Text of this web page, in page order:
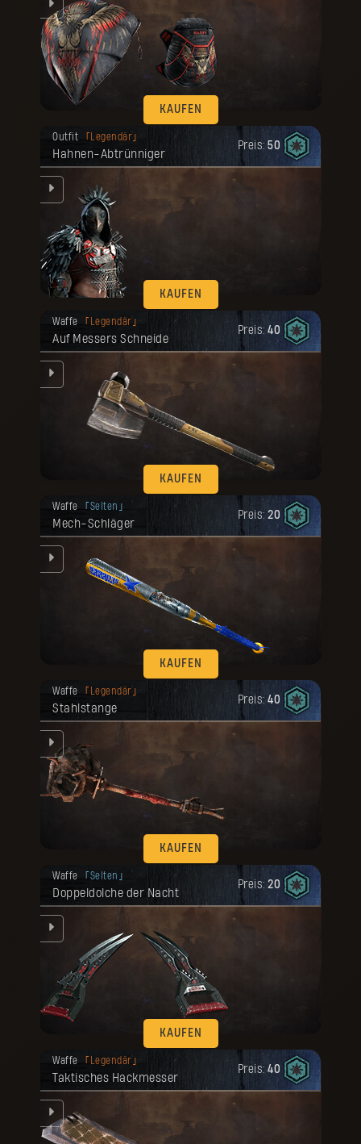
KAUFEN
Outfit Legendär
Hahnen-Abtrünniger
Preis: 50
KAUFEN
Deine Belohnung ist freigeschaltet
worden.
Waffe Legendär
Auf Messers Schneide
Preis: 40
KAUFEN
Deine Belohnung ist freigeschaltet
worden.
Waffe Selten
Mech-Schläger
Preis: 20
KAUFEN
Deine Belohnung ist freigeschaltet
worden.
Waffe Legendär
Stahlstange
Preis: 40
KAUFEN
Deine Belohnung ist freigeschaltet
worden.
Waffe Selten
Doppeldolche der Nacht
Preis: 20
KAUFEN
Deine Belohnung ist freigeschaltet
worden.
Waffe Legendär
Taktisches Hackmesser
Preis: 40
Deine Belohnung ist freigeschaltet
worden.